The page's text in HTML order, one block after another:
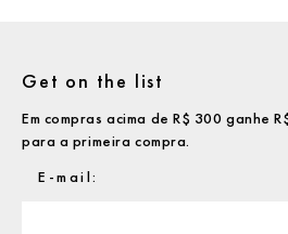
Get on the list
Em compras acima de R$ 300 ganhe
para a primeira compra.